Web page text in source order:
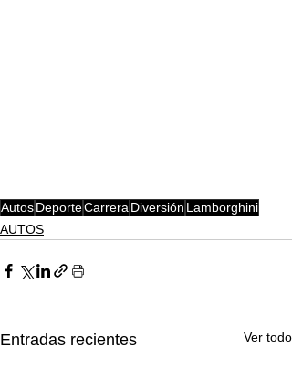
AutosDeporteCarreraDiversión Lamborghini
AUTOS
Entradas recientes Ver todo